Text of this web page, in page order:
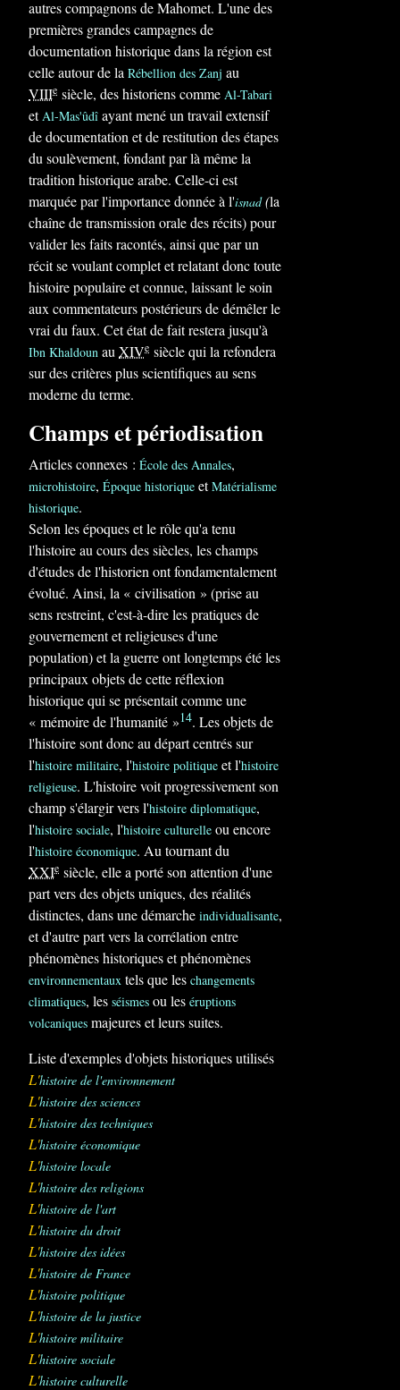
autres compagnons de Mahomet. L'une des
premières grandes campagnes de
documentation historique dans la région est
celle autour de la Rébellion des Zanj au
VIIIe siècle, des historiens comme Al-Tabari
etAl-Mas'ûdî ayant mené un travail extensif
de documentation et de restitution des étapes
du soulèvement, fondant par là même la
tradition historique arabe. Celle-ci est
marquée par l'importance donnée à l'isnad(la
chaîne de transmission orale des récits) pour
valider les faits racontés, ainsi que par un
récit se voulant complet et relatant donc toute
histoire populaire et connue, laissant le soin
aux commentateurs postérieurs de démêler le
vrai du faux. Cet état de fait restera jusqu'à
Ibn Khaldoun au XIVe siècle qui la refondera
sur des critères plus scientifiques au sens
moderne du terme.
Champs et périodisation
Articles connexes : École des Annales,
microhistoire, Époque historique etMatérialisme
historique.
Selon les époques et le rôle qu'a tenu
l'histoire au cours des siècles, les champs
d'études de l'historien ont fondamentalement
évolué. Ainsi, la « civilisation » (prise au
sens restreint, c'est-à-dire les pratiques de
gouvernement et religieuses d'une
population) et la guerre ont longtemps été les
principaux objets de cette réflexion
historique qui se présentait comme une
« mémoire de l'humanité »14. Les objets de
l'histoire sont donc au départ centrés sur
l'histoire militaire, l'histoire politique et l'histoire
religieuse. L'histoire voit progressivement son
champ s'élargir vers l'histoire diplomatique,
l'histoire sociale, l'histoire culturelle ou encore
l'histoire économique. Au tournant du
XXIe siècle, elle a porté son attention d'une
part vers des objets uniques, des réalités
distinctes, dans une démarche individualisante,
et d'autre part vers la corrélation entre
phénomènes historiques et phénomènes
environnementaux tels que les changements
climatiques, les séismes ou les éruptions
volcaniques majeures et leurs suites.
Liste d'exemples d'objets historiques utilisés
L'histoire de l'environnement
L'histoire des sciences
L'histoire des techniques
L'histoire économique
L'histoire locale
L'histoire des religions
L'histoire de l'art
L'histoire du droit
L'histoire des idées
L'histoire de France
L'histoire politique
L'histoire de la justice
L'histoire militaire
L'histoire sociale
L'histoire culturelle